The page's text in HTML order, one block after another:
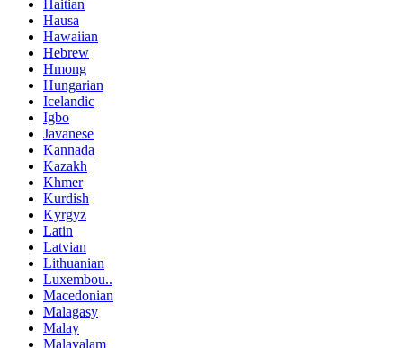
Haitian
Hausa
Hawaiian
Hebrew
Hmong
Hungarian
Icelandic
Igbo
Javanese
Kannada
Kazakh
Khmer
Kurdish
Kyrgyz
Latin
Latvian
Lithuanian
Luxembou..
Macedonian
Malagasy
Malay
Malayalam